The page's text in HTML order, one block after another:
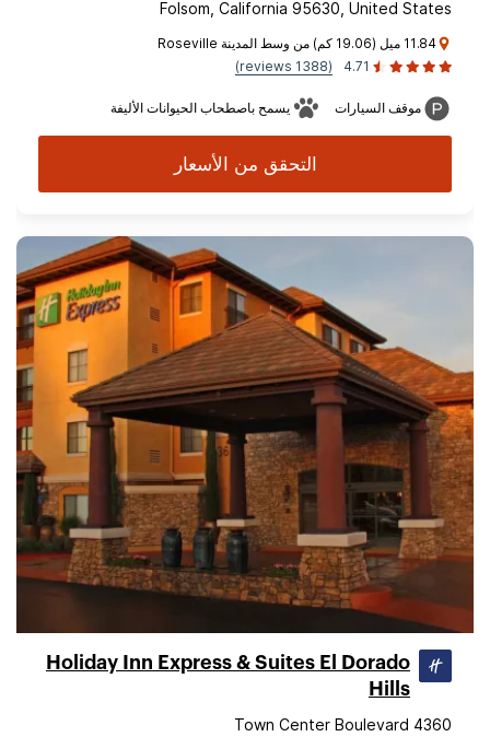
Folsom, California 95630, United States
11.84 ميل (19.06 كم) من وسط المدينة Roseville
4.71
(1388 reviews)
موقف السيارات يسمح باصطحاب الحيوانات الأليفة
التحقق من الأسعار
Holiday Inn Express & Suites El Dorado
Hills
4360 Town Center Boulevard